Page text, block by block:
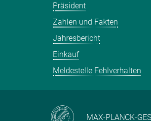
Präsident
Zahlen und Fakten
Jahresbericht
Einkauf
Meldestelle Fehlverhalten
MAX-PLANCK-